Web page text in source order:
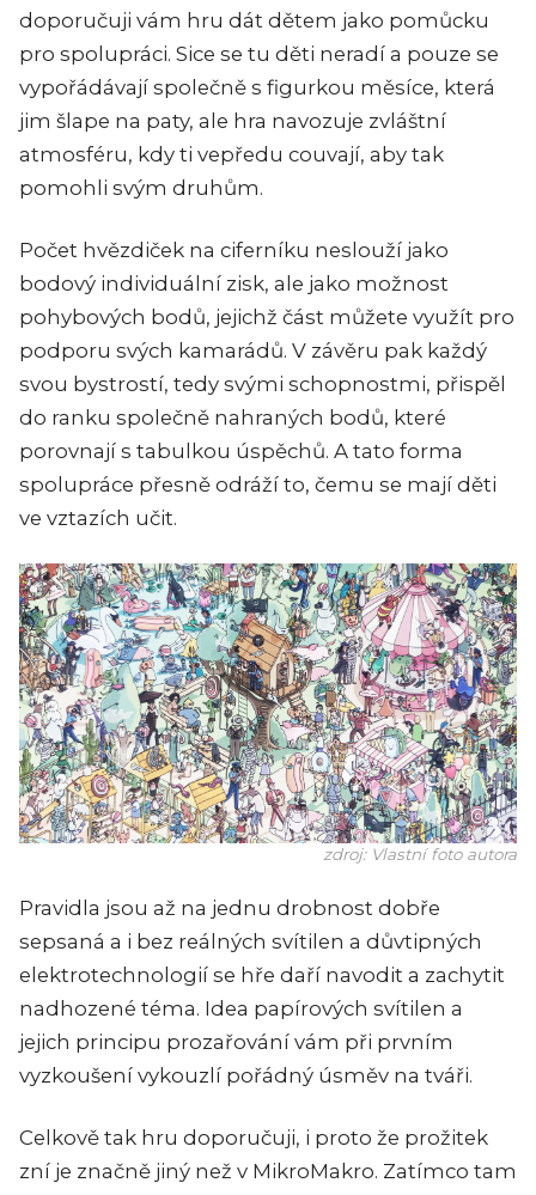
doporučuji vám hru dát dětem jako pomůcku
pro spolupráci. Sice se tu děti neradí a pouze se
vypořádávají společně s figurkou měsíce, která
jim šlape na paty, ale hra navozuje zvláštní
atmosféru, kdy ti vepředu couvají, aby tak
pomohli svým druhům.
Počet hvězdiček na ciferníku neslouží jako
bodový individuální zisk, ale jako možnost
pohybových bodů, jejichž část můžete využít pro
podporu svých kamarádů. V závěru pak každý
svou bystrostí, tedy svými schopnostmi, přispěl
do ranku společně nahraných bodů, které
porovnají s tabulkou úspěchů. A tato forma
spolupráce přesně odráží to, čemu se mají děti
ve vztazích učit.
zdroj: Vlastní foto autora
Pravidla jsou až na jednu drobnost dobře
sepsaná a i bez reálných svítilen a důvtipných
elektrotechnologií se hře daří navodit a zachytit
nadhozené téma. Idea papírových svítilen a
jejich principu prozařování vám při prvním
vyzkoušení vykouzlí pořádný úsměv na tváři.
Celkově tak hru doporučuji, i proto že prožitek
zní je značně jiný než v MikroMakro. Zatímco tam